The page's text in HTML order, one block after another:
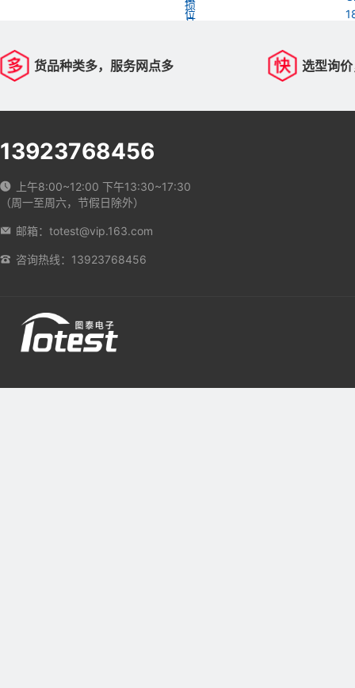
位
损
品
更
货品种类多，服务网点多 选型询
13923768456
上午8:00~12:00 下午13:30~17:30
（周一至周六，节假日除外）
邮箱：totest@vip.163.com
咨询热线：13923768456